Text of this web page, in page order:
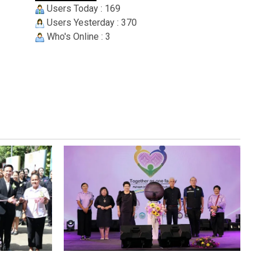
Users Today : 169
Users Yesterday : 370
Who's Online : 3